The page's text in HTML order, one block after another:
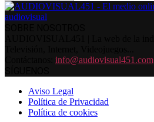
info@audiovisual451.com
Aviso Legal
Política de Privacidad
Política de cookies